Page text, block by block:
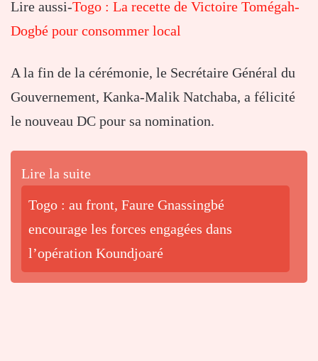
Lire aussi-Togo : La recette de Victoire Tomégah-
Dogbé pour consommer local
A la fin de la cérémonie, le Secrétaire Général du
Gouvernement, Kanka-Malik Natchaba, a félicité
le nouveau DC pour sa nomination.
Lire la suite
Togo : au front, Faure Gnassingbé
encourage les forces engagées dans
l’opération Koundjoaré